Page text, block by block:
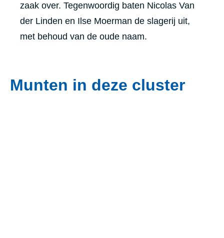
zaak over. Tegenwoordig baten Nicolas Van
der Linden en Ilse Moerman de slagerij uit,
met behoud van de oude naam.
Munten in deze cluster